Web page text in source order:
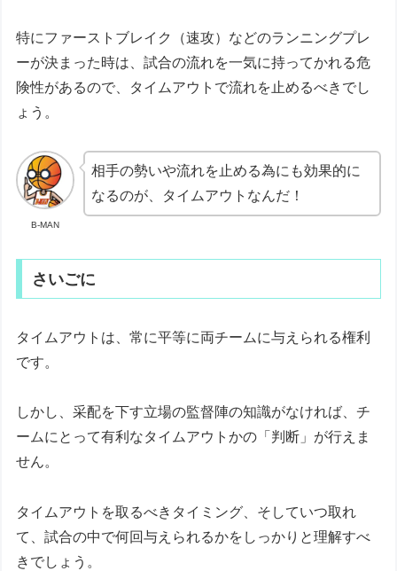
特にファーストブレイク（速攻）などのランニングプレ
ーが決まった時は、試合の流れを一気に持ってかれる危
険性があるので、タイムアウトで流れを止めるべきでし
ょう。
B-MAN
相手の勢いや流れを止める為にも効果的に
なるのが、タイムアウトなんだ！
さいごに
タイムアウトは、常に平等に両チームに与えられる権利
です。
しかし、采配を下す立場の監督陣の知識がなければ、チ
ームにとって有利なタイムアウトかの「判断」が行えま
せん。
タイムアウトを取るべきタイミング、そしていつ取れ
て、試合の中で何回与えられるかをしっかりと理解すべ
きでしょう。